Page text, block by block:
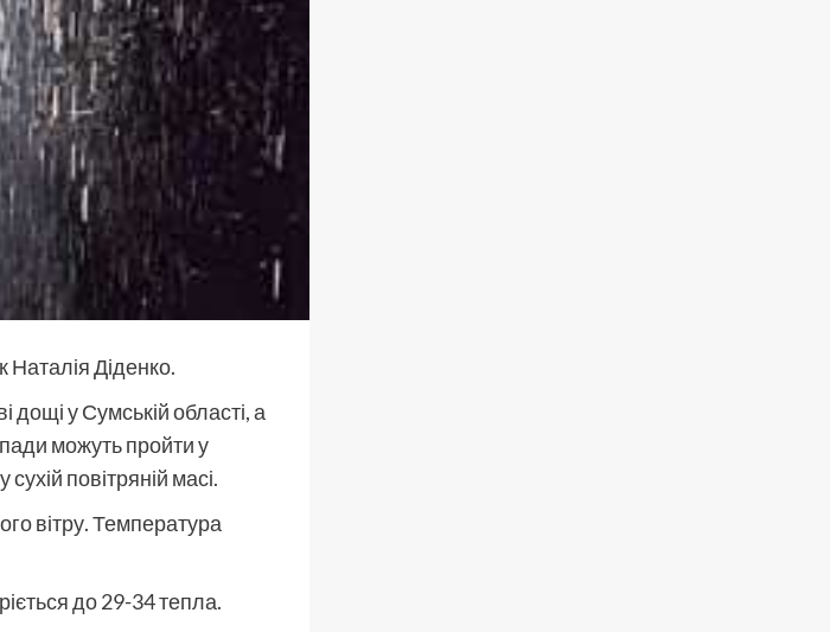
Наталія Діденко.
дощі у Сумській області, а
можуть пройти у
повітряній масі.
вітру. Температура
до 29-34 тепла.